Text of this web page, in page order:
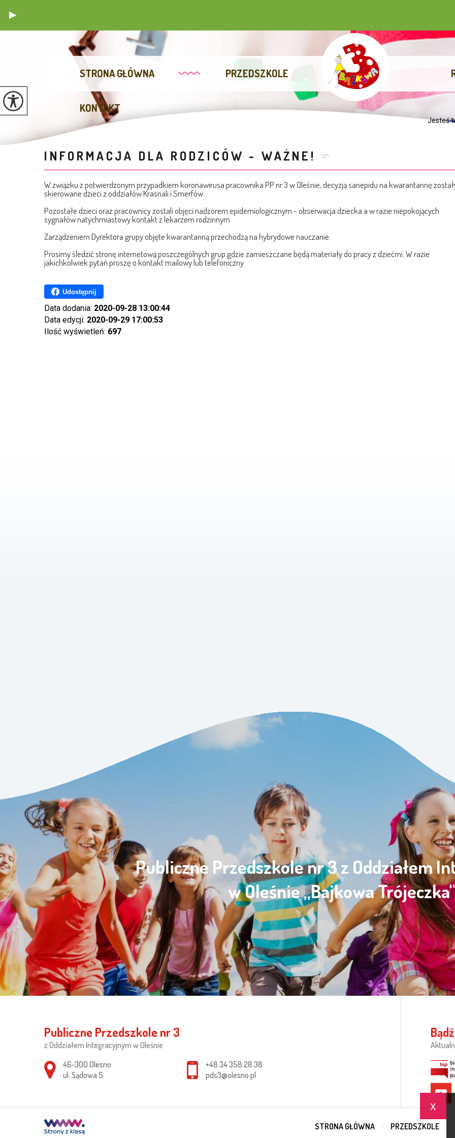
x
STRONA GŁÓWNA PRZEDSZKOLE
KONTAKT
Jesteś
INFORMACJA DLA RODZICÓW - WAŻNE!
W związku z potwierdzonym przypadkiem koronawirusa pracownika PP nr 3 w Oleśnie, decyzją sanepidu na kwarantannę
skierowane dzieci z oddziałów Krasnali i Smerfów.
Pozostałe dzieci oraz pracownicy zostali objęci nadzorem epidemiologicznym - obserwacja dziecka a w razie niepokojących
sygnałów natychmiastowy kontakt z lekarzem rodzinnym.
Zarządzeniem Dyrektora grupy objęte kwarantanną przechodzą na hybrydowe nauczanie.
Prosimy śledzić stronę internetową poszczególnych grup gdzie zamieszczane będą materiały do pracy z dziećmi. W razie
jakichkolwiek pytań proszę o kontakt mailowy lub telefoniczny.
Udostępnij
Data dodania: 2020-09-28 13:00:44
Data edycji: 2020-09-29 17:00:53
Ilość wyświetleń: 697
Publiczne Przedszkole nr 3 z Oddziałem
w Oleśnie „Bajkowa Trójeczka"
Publiczne Przedszkole nr 3
z Oddziałem Integracyjnym w Oleśnie
Adres pocztowy:
46-300 Olesno
ul. Sądowa 5
+48 34 358 28 38
pds3@olesno.pl
STRONA GŁÓWNA PRZEDSZKOLE